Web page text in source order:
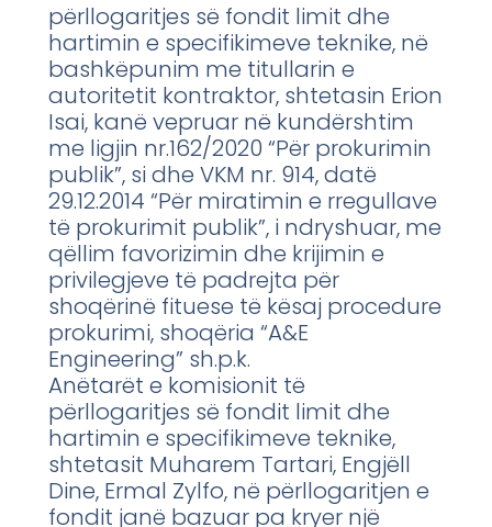
përllogaritjes së fondit limit dhe
hartimin e specifikimeve teknike, në
bashkëpunim me titullarin e
autoritetit kontraktor, shtetasin Erion
Isai, kanë vepruar në kundërshtim
me ligjin nr.162/2020 “Për prokurimin
publik”, si dhe VKM nr. 914, datë
29.12.2014 “Për miratimin e rregullave
të prokurimit publik”, i ndryshuar, me
qëllim favorizimin dhe krijimin e
privilegjeve të padrejta për
shoqërinë fituese të kësaj procedure
prokurimi, shoqëria “A&E
Engineering” sh.p.k.
Anëtarët e komisionit të
përllogaritjes së fondit limit dhe
hartimin e specifikimeve teknike,
shtetasit Muharem Tartari, Engjëll
Dine, Ermal Zylfo, në përllogaritjen e
fondit janë bazuar pa kryer një